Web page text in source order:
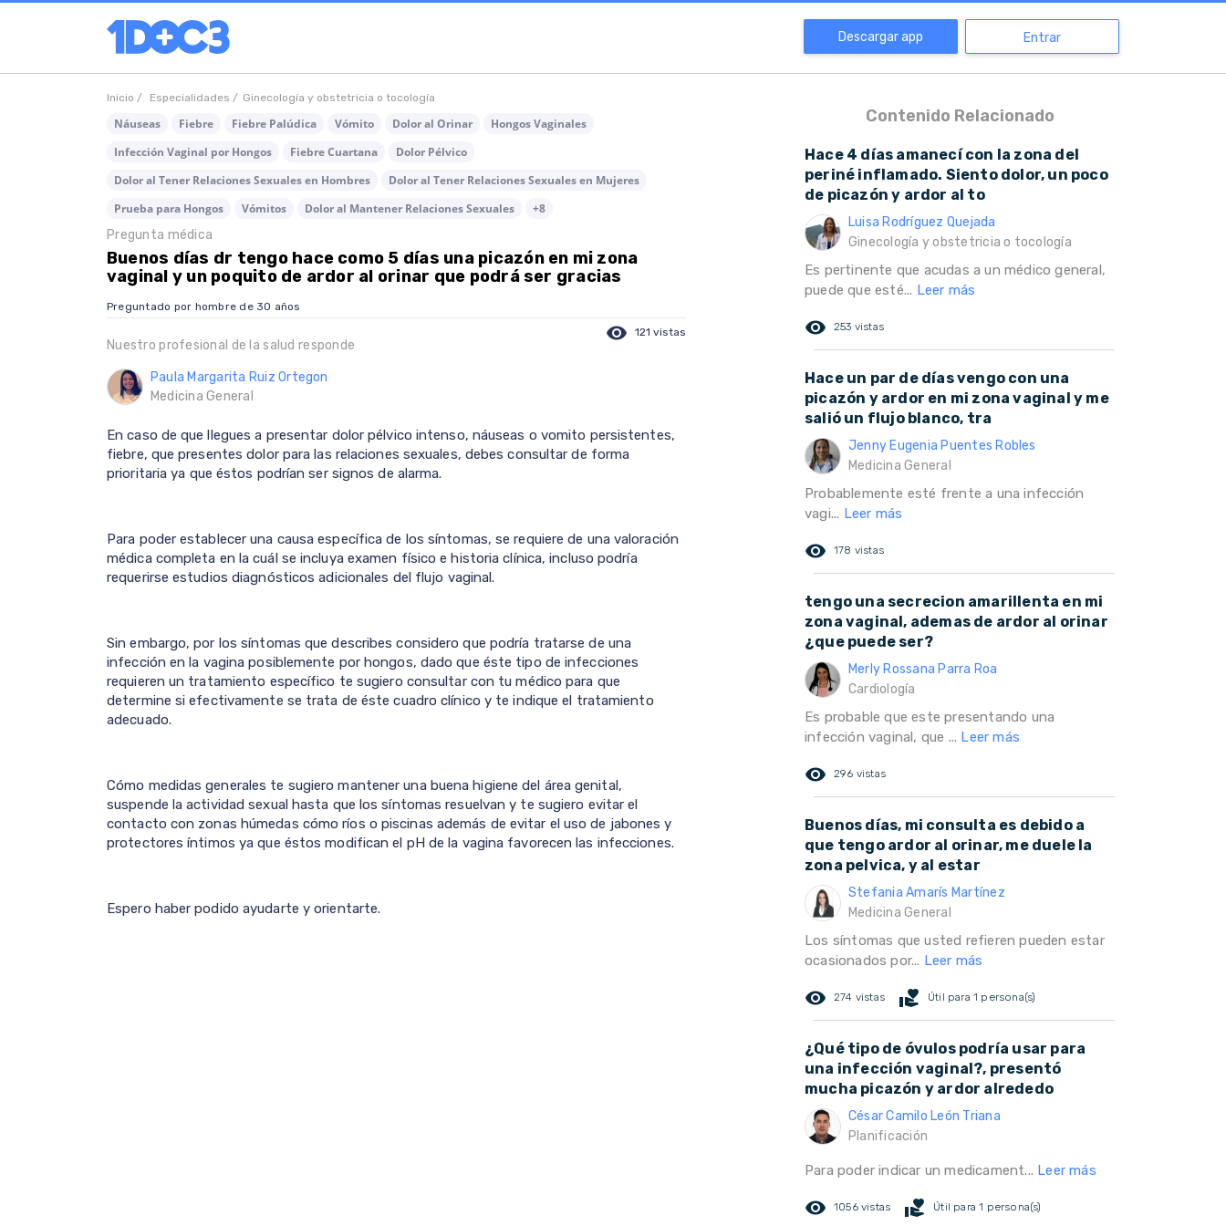
Descargar app Entrar
Inicio / Especialidades / Ginecología y obstetricia o tocología
Náuseas Fiebre Fiebre Palúdica Vómito Dolor al Orinar
Hongos Vaginales
Infección Vaginal por Hongos
Fiebre Cuartana
Dolor Pélvico
Dolor al Tener Relaciones Sexuales en Hombres
Dolor al Tener Relaciones Sexuales en Mujeres
Prueba para Hongos
Vómitos Dolor al Mantener Relaciones Sexuales
+8
Pregunta médica
Buenos días dr tengo hace como 5 días una picazón en mi zona
vaginal y un poquito de ardor al orinar que podrá ser gracias
Preguntado por hombre de 30 años
visibility 121 vistas
Nuestro profesional de la salud responde
Paula Margarita Ruiz Ortegon
Medicina General
En caso de que llegues a presentar dolor pélvico intenso, náuseas o vomito persistentes,
fiebre, que presentes dolor para las relaciones sexuales, debes consultar de forma
prioritaria ya que éstos podrían ser signos de alarma.
Para poder establecer una causa específica de los síntomas, se requiere de una valoración
médica completa en la cuál se incluya examen físico e historia clínica, incluso podría
requerirse estudios diagnósticos adicionales del flujo vaginal.
Sin embargo, por los síntomas que describes considero que podría tratarse de una
infección en la vagina posiblemente por hongos, dado que éste tipo de infecciones
requieren un tratamiento específico te sugiero consultar con tu médico para que
determine si efectivamente se trata de éste cuadro clínico y te indique el tratamiento
adecuado.
Cómo medidas generales te sugiero mantener una buena higiene del área genital,
suspende la actividad sexual hasta que los síntomas resuelvan y te sugiero evitar el
contacto con zonas húmedas cómo ríos o piscinas además de evitar el uso de jabones y
protectores íntimos ya que éstos modifican el pH de la vagina favorecen las infecciones.
Espero haber podido ayudarte y orientarte.
Contenido Relacionado
Hace 4 días amanecí con la zona del
periné inflamado. Siento dolor, un poco
de picazón y ardor al to
Luisa Rodríguez Quejada
Ginecología y obstetricia o tocología
Es pertinente que acudas a un médico general,
puede que esté... Leer más
remove_red_eye 253 vistas
Hace un par de días vengo con una
picazón y ardor en mi zona vaginal y me
salió un flujo blanco, tra
Jenny Eugenia Puentes Robles
Medicina General
Probablemente esté frente a una infección
vagi... Leer más
remove_red_eye 178 vistas
tengo una secrecion amarillenta en mi
zona vaginal, ademas de ardor al orinar
¿que puede ser?
Merly Rossana Parra Roa
Cardiología
Es probable que este presentando una
infección vaginal, que ... Leer más
remove_red_eye 296 vistas
Buenos días, mi consulta es debido a
que tengo ardor al orinar, me duele la
zona pelvica, y al estar
Stefania Amarís Martínez
Medicina General
Los síntomas que usted refieren pueden estar
ocasionados por... Leer más
remove_red_eye 274 vistas volunteer_activism Útil para 1 persona(s)
¿Qué tipo de óvulos podría usar para
una infección vaginal?, presentó
mucha picazón y ardor alrededo
César Camilo León Triana
Planificación
Para poder indicar un medicament... Leer más
remove_red_eye 1056 vistas volunteer_activism Útil para 1 persona(s)